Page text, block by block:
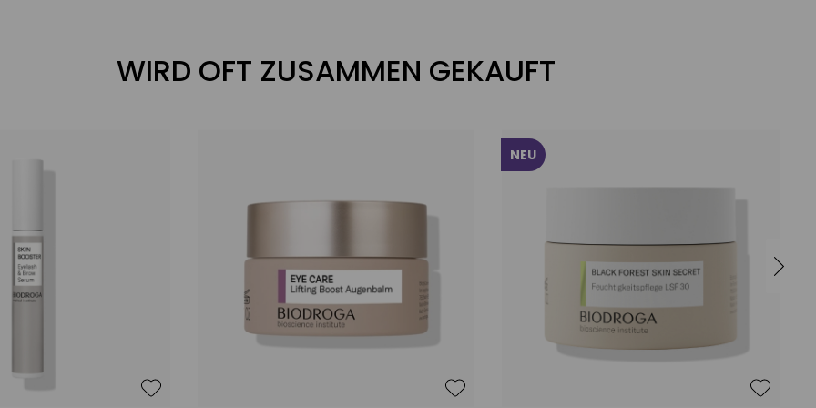
mit neuer Strahlkraft
WIRD OFT ZUSAMMEN GEKAUFT
NEU